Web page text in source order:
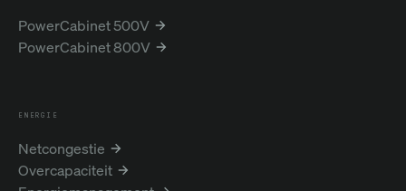
PowerCabinet 500V
PowerCabinet 800V
ENERGIE
Netcongestie
Overcapaciteit